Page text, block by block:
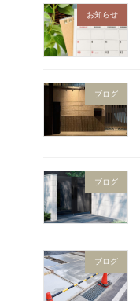
お知らせ
ブログ
ブログ
ブログ